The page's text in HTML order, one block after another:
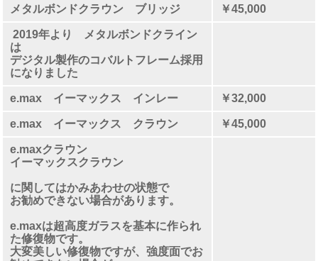
メタルボンドクラウン ブリッジ ￥45,000
2019年より メタルボンドクライン
は
デジタル製作のコバルトフレーム採用
になりました
e.max イーマックス インレー ￥32,000
e.max イーマックス クラウン ￥45,000
e.maxクラウン
イーマックスクラウン
に関してはかみあわせの状態で
お勧めできない場合があります。
e.maxは超高度ガラスを基本に作られ
た修復物です。
大変美しい修復物ですが、強度面でお